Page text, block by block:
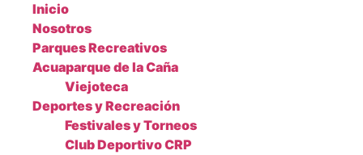
Inicio
Nosotros
Parques Recreativos
Acuaparque de la Caña
Viejoteca
Deportes y Recreación
Festivales y Torneos
Club Deportivo CRP